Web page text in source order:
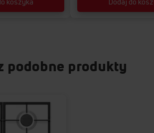
płomienia
podobne produkty